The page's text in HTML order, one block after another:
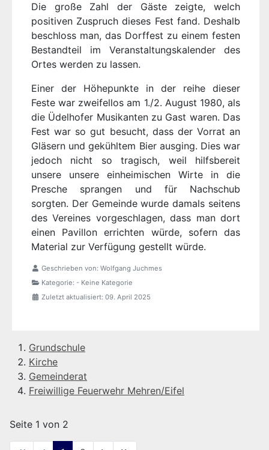
Die große Zahl der Gäste zeigte, welch
positiven Zuspruch dieses Fest fand. Deshalb
beschloss man, das Dorffest zu einem festen
Bestandteil im Veranstaltungskalender des
Ortes werden zu lassen.
Einer der Höhepunkte in der reihe dieser
Feste war zweifellos am 1./2. August 1980, als
die Üdelhofer Musikanten zu Gast waren. Das
Fest war so gut besucht, dass der Vorrat an
Gläsern und gekühltem Bier ausging. Dies war
jedoch nicht so tragisch, weil hilfsbereit
unsere unsere einheimischen Wirte in die
Presche sprangen und für Nachschub
sorgten. Der Gemeinde wurde damals seitens
des Vereines vorgeschlagen, dass man dort
einen Pavillon errichten würde, sofern das
Material zur Verfügung gestellt würde.
Geschrieben von: Wolfgang Juchmes
Kategorie: - Keine Kategorie
Zuletzt aktualisiert: 09. April 2025
Grundschule
Kirche
Gemeinderat
Freiwillige Feuerwehr Mehren/Eifel
Seite 1 von 2